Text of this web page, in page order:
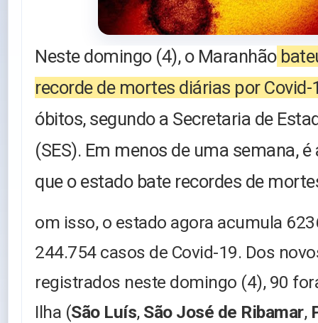
Neste domingo (4), o Maranhão
recorde de mortes diárias por Covid-
óbitos, segundo a Secretaria de
(SES). Em menos de uma semana, é
que o estado bate recordes de
om isso, o estado agora acumula
244.754 casos de Covid-19. Dos
registrados neste domingo (4), 90
Ilha (São Luís, São José de Ribamar,